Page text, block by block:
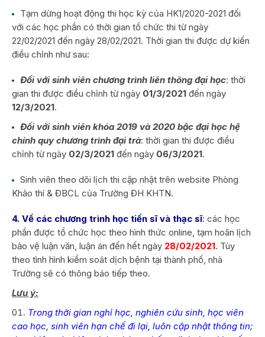
Tạm dừng hoạt động thi học kỳ của HK1/2020-2021 đối
với các học phần có thời gian tổ chức thi từ ngày
22/02/2021 đến ngày 28/02/2021. Thời gian thi được dự kiến
điều chỉnh như sau:
Đối với sinh viên chương trình liên thông đại học: thời
gian thi được điều chỉnh từ ngày 01/3/2021 đến ngày
12/3/2021.
Đối với sinh viên khóa 2019 và 2020 bậc đại học hệ
chính quy chương trình đại trà: thời gian thi được điều
chỉnh từ ngày 02/3/2021 đến ngày 06/3/2021.
Sinh viên theo dõi lịch thi cập nhật trên website Phòng
Khảo thí & ĐBCL của Trường ĐH KHTN.
4. Về các chương trình học tiến sĩ và thạc sĩ: các học
phần được tổ chức học theo hình thức online, tạm hoãn lịch
bảo vệ luận văn, luận án đến hết ngày 28/02/2021. Tùy
theo tình hình kiểm soát dịch bệnh tại thành phố, nhà
Trường sẽ có thông báo tiếp theo.
Lưu ý:
Trong thời gian nghỉ học, nghiên cứu sinh, học viên
cao học, sinh viên hạn chế đi lại, luôn cập nhật thông tin;